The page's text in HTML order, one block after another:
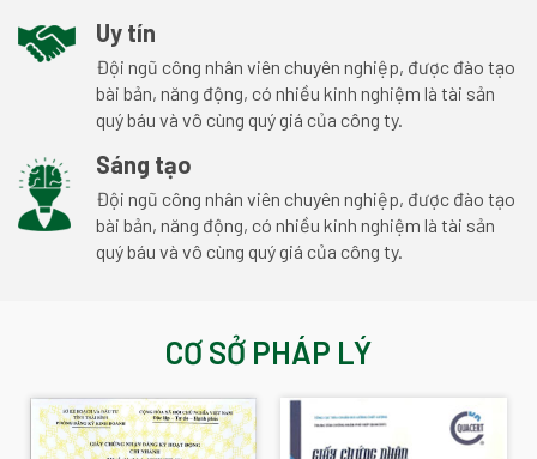
Uy tín
Đội ngũ công nhân viên chuyên nghiệp, được đào tạo
bài bản, năng động, có nhiều kinh nghiệm là tài sản
quý báu và vô cùng quý giá của công ty.
Sáng tạo
Đội ngũ công nhân viên chuyên nghiệp, được đào tạo
bài bản, năng động, có nhiều kinh nghiệm là tài sản
quý báu và vô cùng quý giá của công ty.
CƠ SỞ PHÁP LÝ